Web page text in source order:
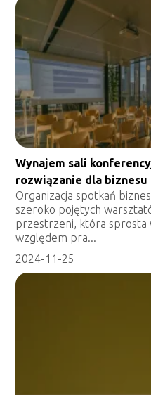
Wynajem sali
rozwiązanie dla biznesu
Organizacja spotkań
szeroko pojętych
przestrzeni, która sprosta
względem pra...
2024-11-25